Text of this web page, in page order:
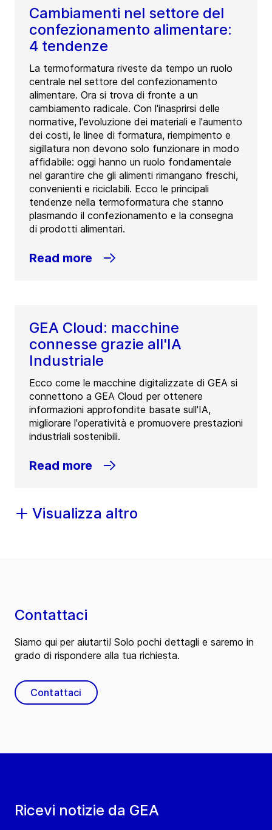
Cambiamenti nel settore del
confezionamento alimentare:
4 tendenze
La termoformatura riveste da tempo un ruolo
centrale nel settore del confezionamento
alimentare. Ora si trova di fronte a un
cambiamento radicale. Con l'inasprirsi delle
normative, l'evoluzione dei materiali e l'aumento
dei costi, le linee di formatura, riempimento e
sigillatura non devono solo funzionare in modo
affidabile: oggi hanno un ruolo fondamentale
nel garantire che gli alimenti rimangano freschi,
convenienti e riciclabili. Ecco le principali
tendenze nella termoformatura che stanno
plasmando il confezionamento e la consegna
di prodotti alimentari.
Read more
GEA Cloud: macchine
connesse grazie all'IA
Industriale
Ecco come le macchine digitalizzate di GEA si
connettono a GEA Cloud per ottenere
informazioni approfondite basate sull'IA,
migliorare l'operatività e promuovere prestazioni
industriali sostenibili.
Read more
Visualizza altro
Ricevi notizie da GEA
Contattaci
Siamo qui per aiutarti! Solo pochi dettagli e saremo in
grado di rispondere alla tua richiesta.
Contattaci